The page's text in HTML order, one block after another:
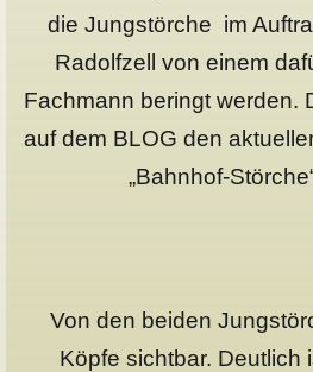
die Jungstörche im
Radolfzell von einem
Fachmann beringt werden.
auf dem BLOG den
„Bahnhof-
Von den beiden
Köpfe sichtbar. Deutlich